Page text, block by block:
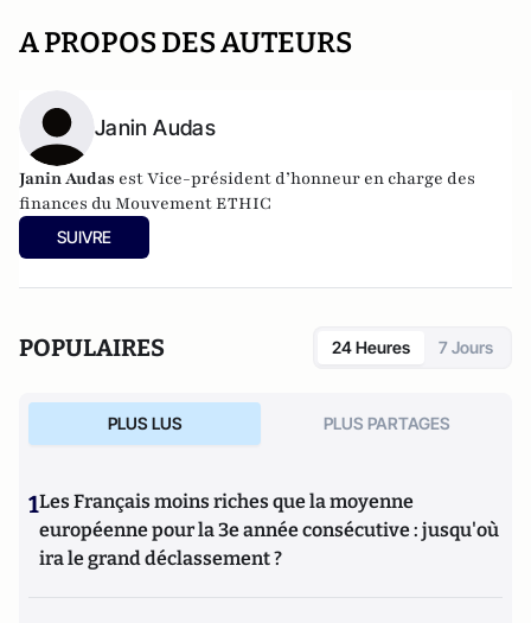
A PROPOS DES AUTEURS
Janin Audas
Janin Audas est Vice-président d’honneur en charge des
finances du Mouvement ETHIC
SUIVRE
POPULAIRES 24 Heures 7 Jours
PLUS LUS PLUS PARTAGES
1Les Français moins riches que la moyenne
européenne pour la 3e année consécutive : jusqu'où
ira le grand déclassement ?